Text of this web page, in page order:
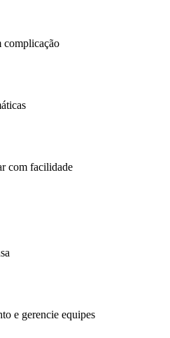
complicação
com facilidade
e gerencie equipes